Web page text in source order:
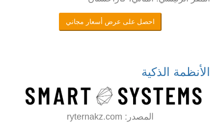
احصل على عرض أسعار مجاني
الأنظمة الذكية
المصدر: ryternakz.com